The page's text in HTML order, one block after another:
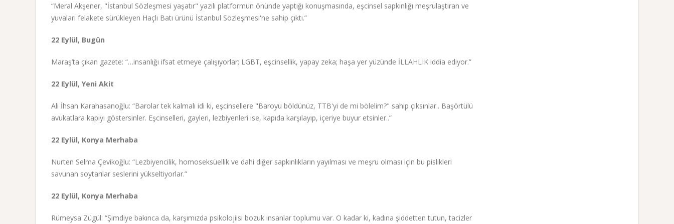
“Meral Akşener, "İstanbul Sözleşmesi yaşatır" yazılı platformun önünde yaptığı konuşmasında, eşcinsel sapkınlığı meşrulaştıran ve
yuvaları felakete sürükleyen Haçlı Batı ürünü İstanbul Sözleşmesi'ne sahip çıktı.”
22 Eylül, Bugün
Maraş’ta çıkan gazete: “…insanlığı ifsat etmeye çalışıyorlar; LGBT, eşcinsellik, yapay zeka; haşa yer yüzünde İLLAHLIK iddia ediyor.”
22 Eylül, Yeni Akit
Ali İhsan Karahasanoğlu: “Barolar tek kalmalı idi ki, eşcinsellere "Baroyu böldünüz, TTB'yi de mi bölelim?" sahip çıksınlar.. Başörtülü
avukatlara kapıyı göstersinler. Eşcinselleri, gayleri, lezbiyenleri ise, kapıda karşılayıp, içeriye buyur etsinler..”
22 Eylül, Konya Merhaba
Nurten Selma Çevikoğlu: “Lezbiyencilik, homoseksüellik ve dahi diğer sapkınlıkların yayılması ve meşru olması için bu pislikleri
savunan soytarılar seslerini yükseltiyorlar.”
22 Eylül, Konya Merhaba
Rümeysa Zügül: “Şimdiye bakınca da, karşımızda psikolojiisi bozuk insanlar toplumu var. O kadar ki, kadına şiddetten tutun, tacizler